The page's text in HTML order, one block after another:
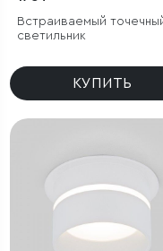
Встраиваемый
светильник
КУПИТЬ